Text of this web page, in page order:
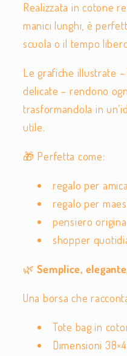
Realizzata in cotone
manici lunghi, è
scuola o il tempo
Le grafiche illustrate
delicate – rendono
trasformandola in
utile.
🎁 Perfetta come:
regalo per amica
regalo per
pensiero
shopper
🌿Semplice,
Una borsa che
Tote bag in
Dimensioni